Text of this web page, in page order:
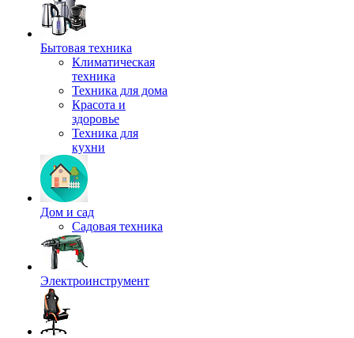
Бытовая техника
Климатическая
техника
Техника для дома
Красота и
здоровье
Техника для
кухни
Дом и сад
Садовая техника
Электроинструмент